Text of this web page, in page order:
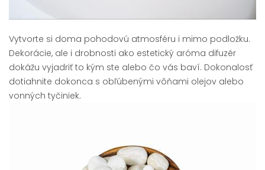
Vytvorte si doma pohodovú atmosféru i mimo podložku.
Dekorácie, ale i drobnosti ako estetický aróma difuzér
dokážu vyjadriť to kým ste alebo čo vás baví. Dokonalosť
dotiahnite dokonca s obľúbenými vôňami olejov alebo
vonných tyčiniek.